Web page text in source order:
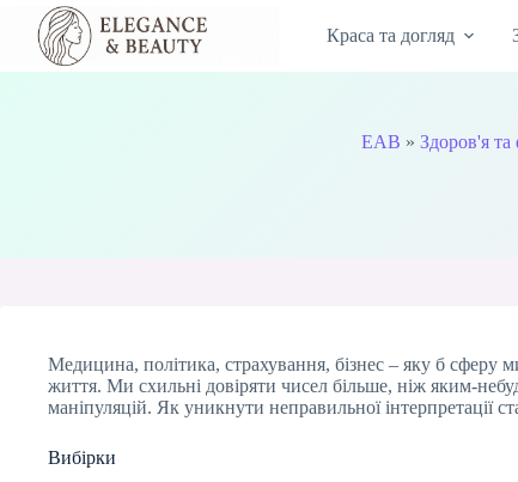
Перейти
вмісту
Краса та догляд
EAB »Здоров'я та
Медицина, політика, страхування, бізнес – яку б сферу
життя. Ми схильні довіряти чисел більше, ніж яким-
маніпуляцій. Як уникнути неправильної інтерпретації
Вибірки